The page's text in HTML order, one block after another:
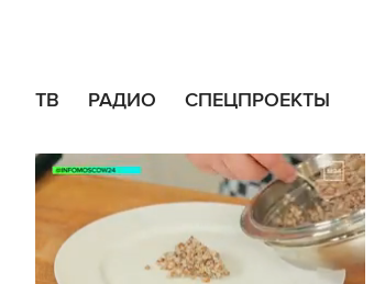
ТВ РАДИО СПЕЦПРОЕКТЫ